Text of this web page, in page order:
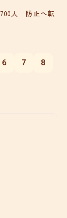
人 防止へ転
6 7 8